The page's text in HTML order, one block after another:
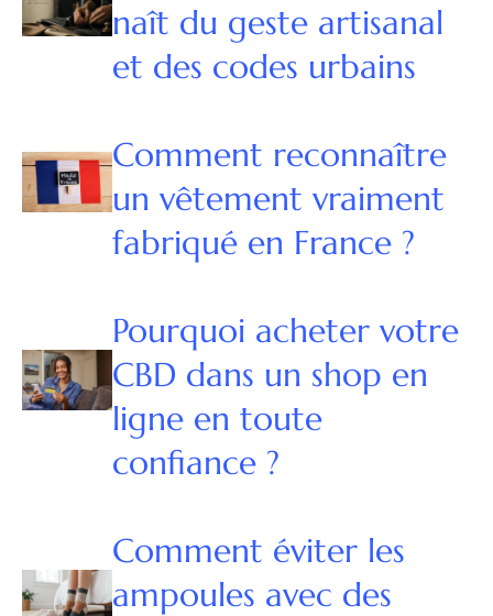
naît du geste artisanal
et des codes urbains
Comment reconnaître
un vêtement vraiment
fabriqué en France ?
Pourquoi acheter votre
CBD dans un shop en
ligne en toute
confiance ?
Comment éviter les
ampoules avec des